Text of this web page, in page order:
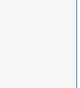
Arbeit